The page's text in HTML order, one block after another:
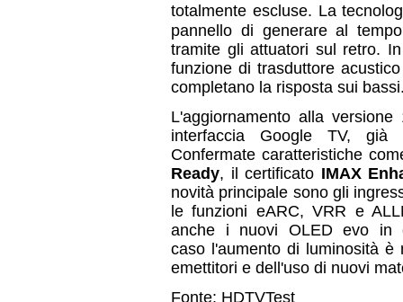
totalmente escluse. La
pannello di generare al
tramite gli attuatori sul retro.
funzione di trasduttore
completano la risposta sui
L'aggiornamento alla
interfaccia Google TV,
Confermate caratteristiche
Ready, il certificato IMAX
novità principale sono gli
le funzioni eARC, VRR e
anche i nuovi OLED evo in
caso l'aumento di luminosità
emettitori e dell'uso di nuovi
Fonte: HDTVTest